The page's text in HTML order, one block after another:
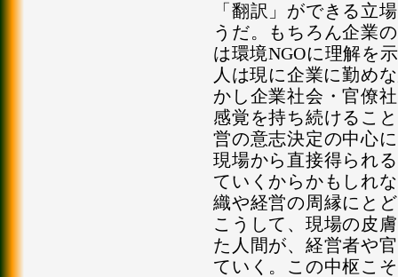
「翻訳」ができる立
うだ。もちろん企業
は環境NGOに理解を
人は現に企業に勤め
かし企業社会・官僚
感覚を持ち続けるこ
営の意志決定の中心
現場から直接得られ
ていくからかもしれ
織や経営の周縁にと
こうして、現場の皮
た人間が、経営者や
ていく。この中枢こ